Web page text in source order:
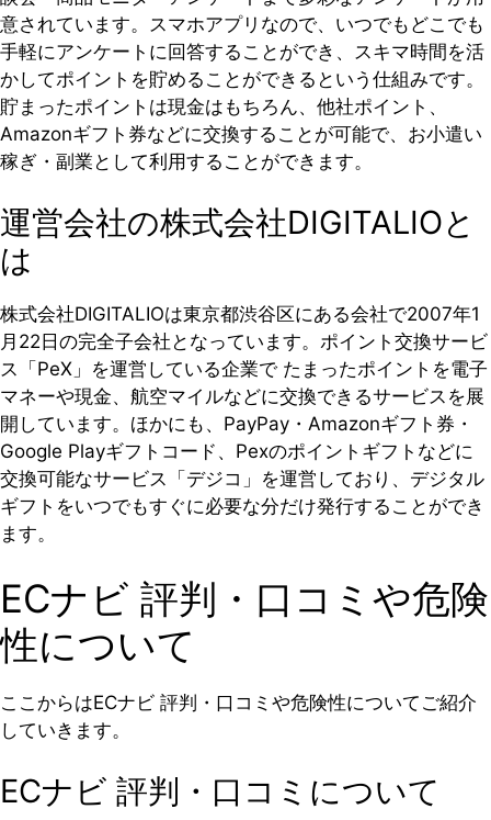
意されています。スマホアプリなので、いつでもどこでも
手軽にアンケートに回答することができ、スキマ時間を活
かしてポイントを貯めることができるという仕組みです。
貯まったポイントは現金はもちろん、他社ポイント、
Amazonギフト券などに交換することが可能で、お小遣い
稼ぎ・副業として利用することができます。
運営会社の株式会社DIGITALIOと
は
株式会社DIGITALIOは東京都渋谷区にある会社で2007年1
月22日の完全子会社となっています。ポイント交換サービ
ス「PeX」を運営している企業で たまったポイントを電子
マネーや現金、航空マイルなどに交換できるサービスを展
開しています。ほかにも、PayPay・Amazonギフト券・
Google Playギフトコード、Pexのポイントギフトなどに
交換可能なサービス「デジコ」を運営しており、デジタル
ギフトをいつでもすぐに必要な分だけ発行することができ
ます。
ECナビ 評判・口コミや危険
性について
ここからはECナビ 評判・口コミや危険性についてご紹介
していきます。
ECナビ 評判・口コミについて